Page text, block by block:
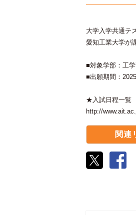
大学入学共通テ
愛知工業大学が
■対象学部：工
■出願期間：
★入試日程一覧
http://
関連